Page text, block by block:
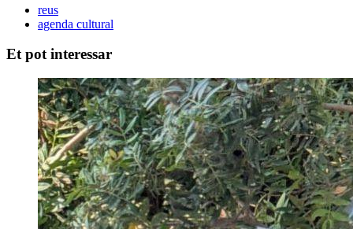
reus
agenda cultural
Et pot interessar